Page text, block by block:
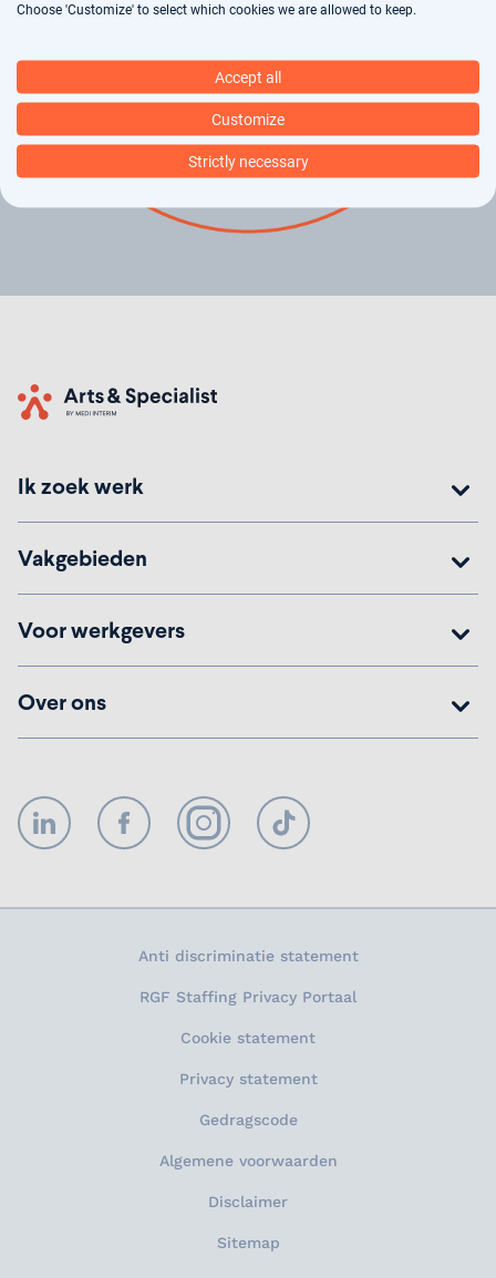
Home
Ik zoek werk
Vakgebieden
Voor werkgevers
Over ons
LinkedIn FacebookInstagramTikTok
Anti discriminatie statement
RGF Staffing Privacy Portaal
Cookie statement
Privacy statement
Gedragscode
Algemene voorwaarden
Disclaimer
Sitemap
Choose 'Customize' to select which cookies we are allowed to keep.
Accept all
Customize
Strictly necessary